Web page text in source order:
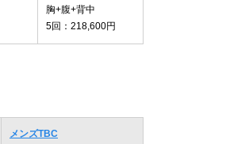
胸+腹+背中
5回：218,600円
メンズTBC